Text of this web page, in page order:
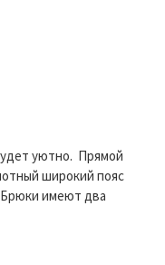
уютно. Прямой
широкий пояс
Брюки имеют два